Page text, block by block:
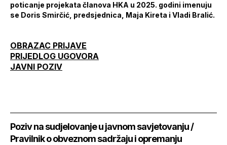
poticanje projekata članova HKA u 2025. godini imenuju
se Doris Smirčić, predsjednica, Maja Kireta i Vladi Bralić.
OBRAZAC PRIJAVE
PRIJEDLOG UGOVORA
JAVNI POZIV
Poziv na sudjelovanje u javnom savjetovanju /
Pravilnik o obveznom sadržaju i opremanju